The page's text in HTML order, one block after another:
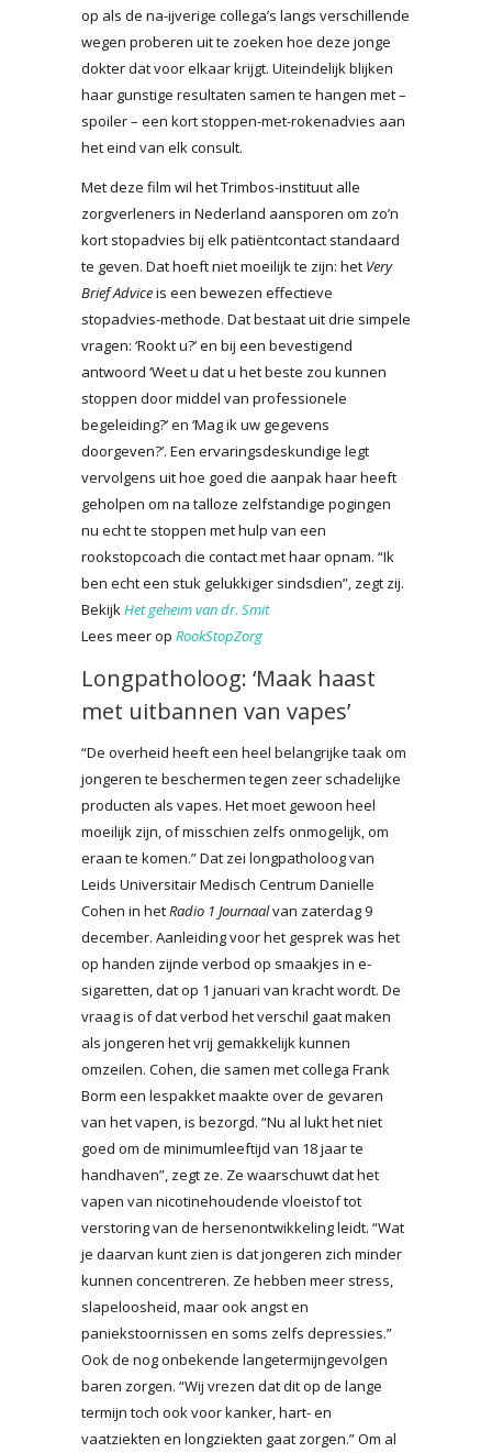
op als de na-ijverige collega’s langs verschillende
wegen proberen uit te zoeken hoe deze jonge
dokter dat voor elkaar krijgt. Uiteindelijk blijken
haar gunstige resultaten samen te hangen met –
spoiler – een kort stoppen-met-rokenadvies aan
het eind van elk consult.
Met deze film wil het Trimbos-instituut alle
zorgverleners in Nederland aansporen om zo’n
kort stopadvies bij elk patiëntcontact standaard
te geven. Dat hoeft niet moeilijk te zijn: het Very
Brief Adviceis een bewezen effectieve
stopadvies-methode. Dat bestaat uit drie simpele
vragen: ‘Rookt u?’ en bij een bevestigend
antwoord ‘Weet u dat u het beste zou kunnen
stoppen door middel van professionele
begeleiding?’ en ‘Mag ik uw gegevens
doorgeven?’. Een ervaringsdeskundige legt
vervolgens uit hoe goed die aanpak haar heeft
geholpen om na talloze zelfstandige pogingen
nu echt te stoppen met hulp van een
rookstopcoach die contact met haar opnam. “Ik
ben echt een stuk gelukkiger sindsdien”, zegt zij.
BekijkHet geheim van dr. Smit
Lees meer op RookStopZorg
Longpatholoog: ‘Maak haast
met uitbannen van vapes’
“De overheid heeft een heel belangrijke taak om
jongeren te beschermen tegen zeer schadelijke
producten als vapes. Het moet gewoon heel
moeilijk zijn, of misschien zelfs onmogelijk, om
eraan te komen.” Dat zei longpatholoog van
Leids Universitair Medisch Centrum Danielle
Cohen in hetRadio 1 Journaalvan zaterdag 9
december. Aanleiding voor het gesprek was het
op handen zijnde verbod op smaakjes in e-
sigaretten, dat op 1 januari van kracht wordt. De
vraag is of dat verbod het verschil gaat maken
als jongeren het vrij gemakkelijk kunnen
omzeilen. Cohen, die samen met collega Frank
Borm een lespakket maakte over de gevaren
van het vapen, is bezorgd. “Nu al lukt het niet
goed om de minimumleeftijd van 18 jaar te
handhaven”, zegt ze. Ze waarschuwt dat het
vapen van nicotinehoudende vloeistof tot
verstoring van de hersenontwikkeling leidt. “Wat
je daarvan kunt zien is dat jongeren zich minder
kunnen concentreren. Ze hebben meer stress,
slapeloosheid, maar ook angst en
paniekstoornissen en soms zelfs depressies.”
Ook de nog onbekende langetermijngevolgen
baren zorgen. “Wij vrezen dat dit op de lange
termijn toch ook voor kanker, hart- en
vaatziekten en longziekten gaat zorgen.” Om al